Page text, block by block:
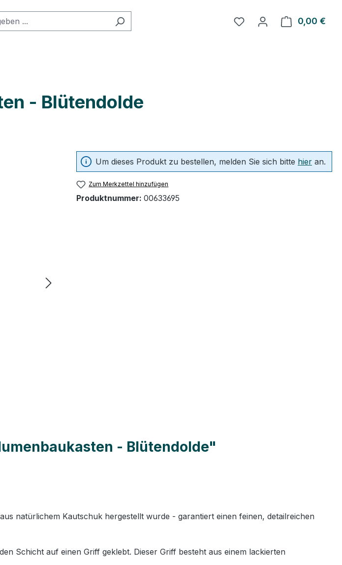
Du hast 0 Produkte auf
0,00 €
- Blütendolde
Um dieses Produkt zu bestellen, melden Sie sich bitte hier an.
Zum Merkzettel hinzufügen
Produktnummer: 00633695
- Blütendolde"
natürlichem Kautschuk hergestellt wurde - garantiert einen feinen, detailreichen
Schicht auf einen Griff geklebt. Dieser Griff besteht aus einem lackierten